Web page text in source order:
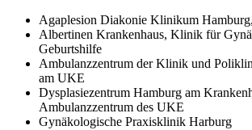
Agaplesion Diakonie Klinikum
Albertinen Krankenhaus, Klinik für
Geburtshilfe
Ambulanzzentrum der Klinik und
am UKE
Dysplasiezentrum Hamburg am
Ambulanzzentrum des UKE
Gynäkologische Praxisklinik Harburg